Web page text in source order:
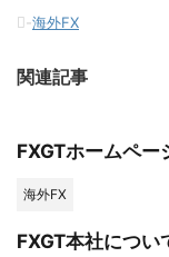
-海外FX
関連記事
FXGTホームペー
海外FX
FXGT本社につい